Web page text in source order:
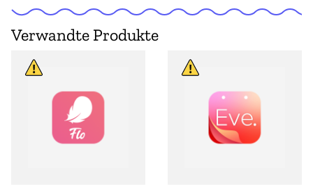
Verwandte Produkte